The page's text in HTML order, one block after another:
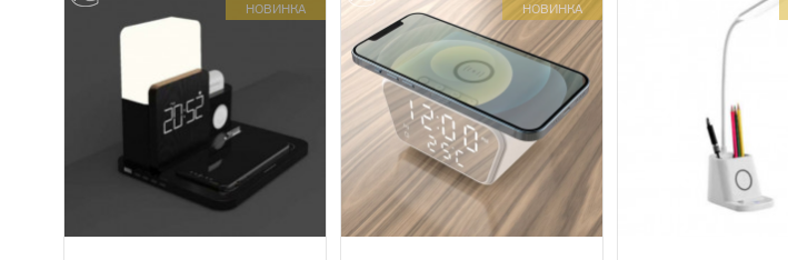
НОВИНКА
НОВИНКА